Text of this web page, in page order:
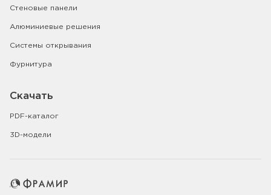
Стеновые панели
Алюминиевые решения
Системы открывания
Фурнитура
Скачать
PDF-каталог
3D-модели